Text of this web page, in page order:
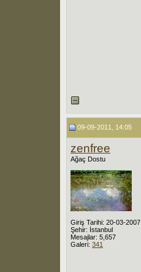
09-09-2011, 14:05
zenfree
Ağaç Dostu
Giriş Tarihi: 20-03-2007
Şehir: İstanbul
Mesajlar: 5,657
Galeri: 341